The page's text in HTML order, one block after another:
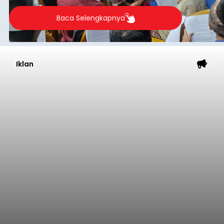
berlangsung selama Agustus hingga September
2026.
Baca Selengkapnya
Iklan